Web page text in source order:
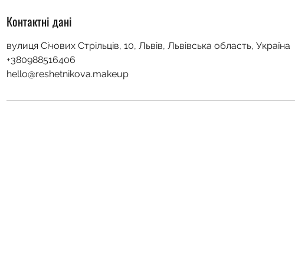
Контактні дані
вулиця Січових Стрільців, 10, Львів, Львівська область, Україна
+380988516406
hello@reshetnikova.makeup